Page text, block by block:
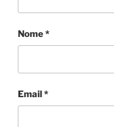
Nome*
Email*